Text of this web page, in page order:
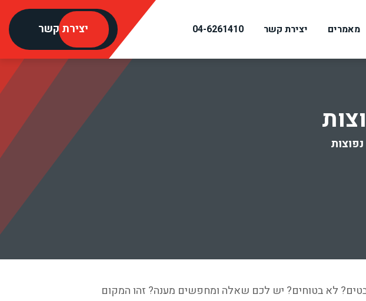
מאמרים יצירת קשר 04-6261410 יצירת קשר
לא בטוחים? יש לכם שאלה ומחפשים מענה? זהו המקום